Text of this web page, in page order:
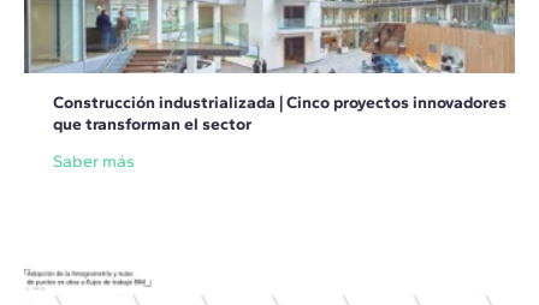
Construcción industrializada | Cinco proyectos innovadores
que transforman el sector
Saber más